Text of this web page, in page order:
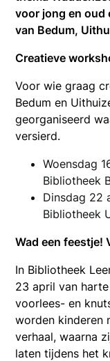
voor jong en oud
van Bedum,
Creatieve
Voor wie graag
Bedum en
georganiseerd
versierd.
Woensdag
Bibliotheek
Dinsdag 22
Bibliotheek
Wad een feestje!
In Bibliotheek
23 april van
voorlees- en
worden kinderen
verhaal, waarna
laten tijdens het